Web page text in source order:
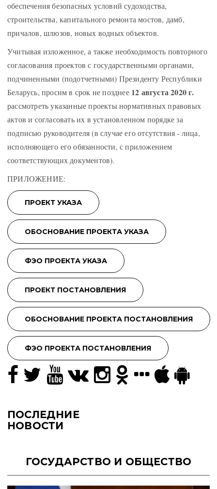
обеспечения безопасных условий судоходства,
строительства, капитального ремонта мостов, дамб,
причалов, шлюзов, новых водных объектов.
Учитывая изложенное, а также необходимость повторного
согласования проектов с государственными органами,
подчиненными (подотчетными) Президенту Республики
Беларусь, просим в срок не позднее 12 августа 2020 г.
рассмотреть указанные проекты нормативных правовых
актов и согласовать их в установленном порядке за
подписью руководителя (в случае его отсутствия - лица,
исполняющего его обязанности, с приложением
соответствующих документов).
ПРИЛОЖЕНИЕ:
ПОСЛЕДНИЕ
НОВОСТИ
ГОСУДАРСТВО И ОБЩЕСТВО